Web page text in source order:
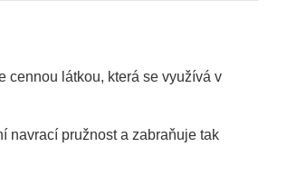
cennou látkou, která se využívá v
navrací pružnost a zabraňuje tak